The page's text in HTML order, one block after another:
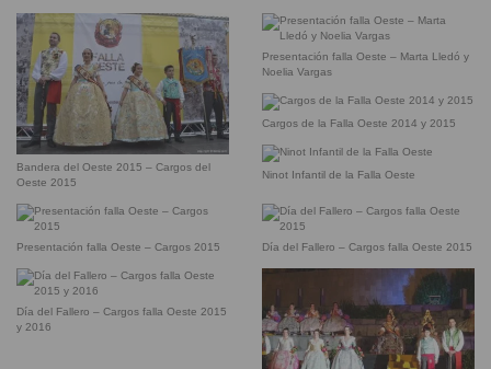
Bandera del Oeste 2015 – Cargos del
Oeste 2015
Presentación falla Oeste – Marta Lledó y
Noelia Vargas
Cargos de la Falla Oeste 2014 y 2015
Ninot Infantil de la Falla Oeste
Presentación falla Oeste – Cargos 2015 Día del Fallero – Cargos falla Oeste 2015
Día del Fallero – Cargos falla Oeste 2015
y 2016